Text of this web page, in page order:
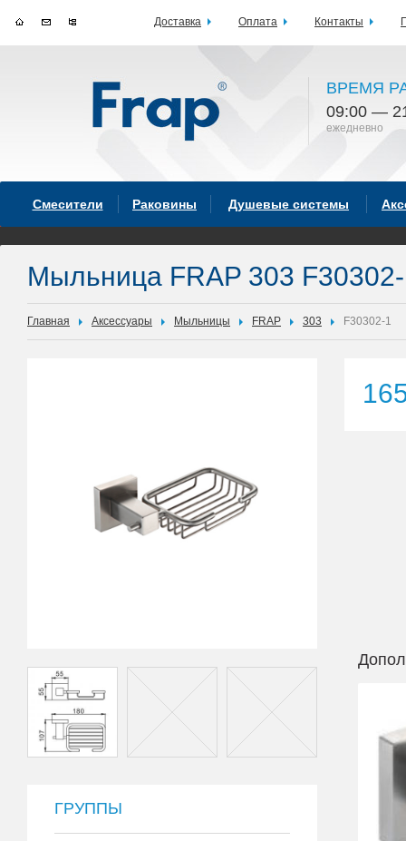
ВРЕМЯ
09:00 —
ежедневно
Смесители Раковины Душевые системы
Мыльница FRAP 303
Главная Аксессуары Мыльницы FRAP 303 F30302-1
ГРУППЫ
Доставка Оплата Контакты